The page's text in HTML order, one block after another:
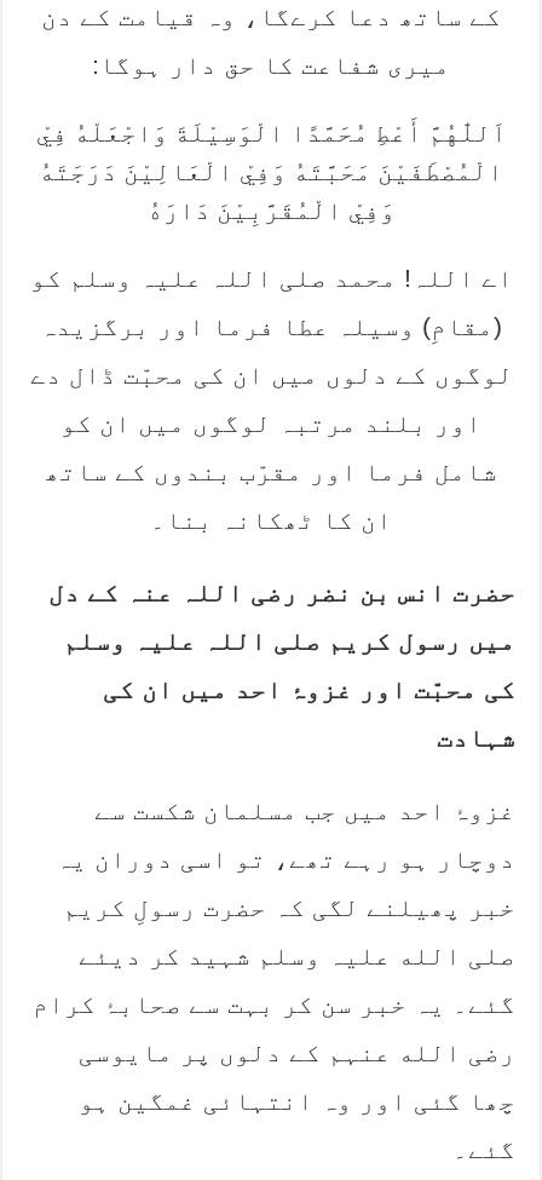
کے ساتھ دعا کرےگا، وہ قیامت کے دن
میری شفاعت کا حق دار ہوگا:
اَللّٰهُمَّ أَعْطِ مُحَمَّدًا الْوَسِيْلَةَ وَاجْعَلْهُ فِيْ
الْمُصْطَفَيْنَ مَحَبَّتَهُ وَفِيْ الْعَالِيْنَ دَرَجَتَهُ
وَفِيْ الْمُقَرَّبِيْنَ دَارَهُ
اے اللہ! محمد صلی اللہ علیہ وسلم کو
(مقامِ) وسیلہ عطا فرما اور برگزیدہ
لوگوں کے دلوں میں ان کی محبّت ڈال دے
اور بلند مرتبہ لوگوں میں ان کو
شامل فرما اور مقرّب بندوں کے ساتھ
ان کا ٹھکانہ بنا۔
‎حضرت انس بن نضر رضی اللہ عنہ کے دل
میں رسول کریم صلی اللہ علیہ وسلم
کی محبّت اور غزوۂ احد میں ان کی
شہادت‎
غزوۂ احد میں جب مسلمان شکست سے
دوچار ہو رہے تھے، تو اسی دوران یہ
خبر پھیلنے لگی کہ حضرت رسولِ کریم
صلی الله علیہ وسلم شہید کر دیئے
گئے۔ یہ خبر سن کر بہت سے صحابۂ کرام
رضی الله عنہم کے دلوں پر مایوسی
چھا گئی اور وہ انتہائی غمگین ہو
گئے۔